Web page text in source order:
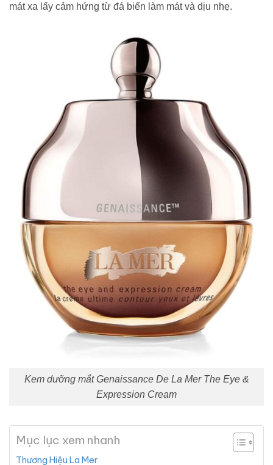
mát xa lấy cảm hứng từ đá biển làm mát và dịu nhẹ.
Kem dưỡng mắt Genaissance De La Mer The Eye &
Expression Cream
Mục lục xem nhanh
Thương Hiệu La Mer